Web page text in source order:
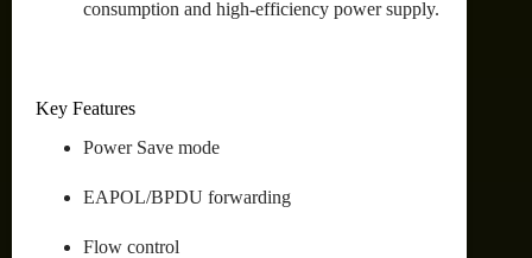
consumption and high-efficiency power supply.
Key Features
Power Save mode
EAPOL/BPDU forwarding
Flow control